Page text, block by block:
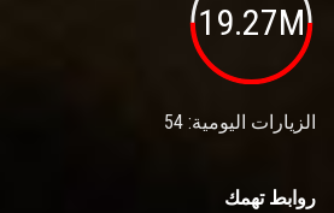
19.27M
الزيارات اليومية: 54
روابط تهمك